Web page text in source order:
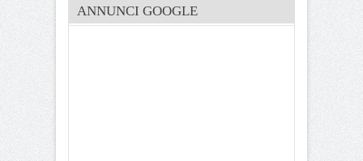
ANNUNCI GOOGLE